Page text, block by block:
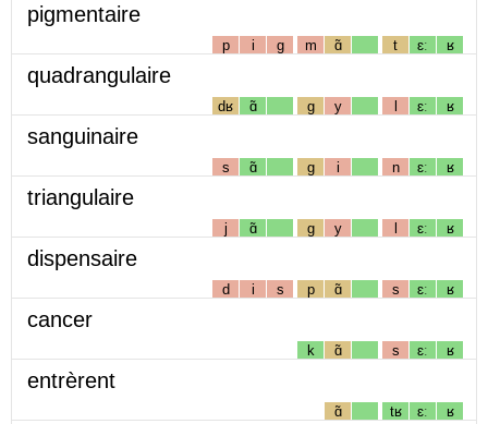
pigmentaire
p i g m ɑ̃ t ɛː ʁ
quadrangulaire
dʁ ɑ̃ g y l ɛː ʁ
sanguinaire
s ɑ̃ g i n ɛː ʁ
triangulaire
j ɑ̃ g y l ɛː ʁ
dispensaire
d i s p ɑ̃ s ɛː ʁ
cancer
k ɑ̃ s ɛː ʁ
entrèrent
ɑ̃ tʁ ɛː ʁ